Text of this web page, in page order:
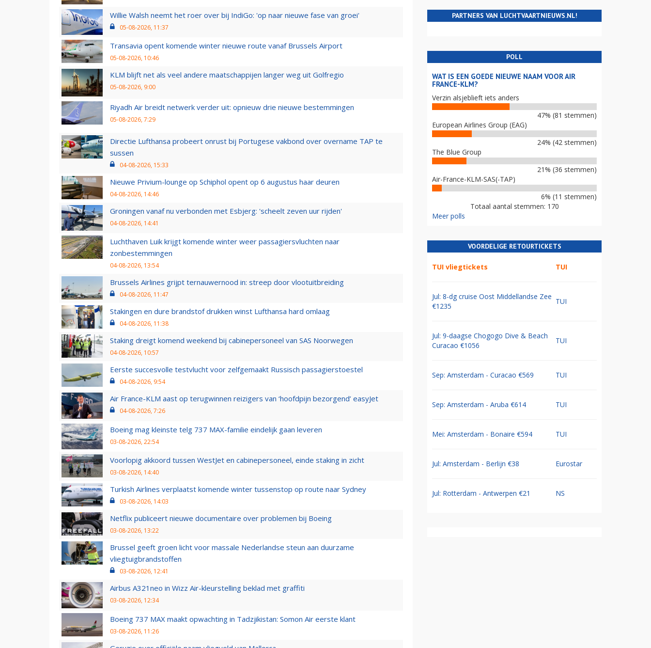
Willie Walsh neemt het roer over bij IndiGo: 'op naar nieuwe fase van groei'
05-08-2026, 11:37
Transavia opent komende winter nieuwe route vanaf Brussels Airport
05-08-2026, 10:46
KLM blijft net als veel andere maatschappijen langer weg uit Golfregio
05-08-2026, 9:00
Riyadh Air breidt netwerk verder uit: opnieuw drie nieuwe bestemmingen
05-08-2026, 7:29
Directie Lufthansa probeert onrust bij Portugese vakbond over overname TAP te
sussen
04-08-2026, 15:33
Nieuwe Privium-lounge op Schiphol opent op 6 augustus haar deuren
04-08-2026, 14:46
Groningen vanaf nu verbonden met Esbjerg: 'scheelt zeven uur rijden'
04-08-2026, 14:41
Luchthaven Luik krijgt komende winter weer passagiersvluchten naar
zonbestemmingen
04-08-2026, 13:54
Brussels Airlines grijpt ternauwernood in: streep door vlootuitbreiding
04-08-2026, 11:47
Stakingen en dure brandstof drukken winst Lufthansa hard omlaag
04-08-2026, 11:38
Staking dreigt komend weekend bij cabinepersoneel van SAS Noorwegen
04-08-2026, 10:57
Eerste succesvolle testvlucht voor zelfgemaakt Russisch passagierstoestel
04-08-2026, 9:54
Air France-KLM aast op terugwinnen reizigers van ‘hoofdpijn bezorgend’ easyJet
04-08-2026, 7:26
Boeing mag kleinste telg 737 MAX-familie eindelijk gaan leveren
03-08-2026, 22:54
Voorlopig akkoord tussen WestJet en cabinepersoneel, einde staking in zicht
03-08-2026, 14:40
Turkish Airlines verplaatst komende winter tussenstop op route naar Sydney
03-08-2026, 14:03
Netflix publiceert nieuwe documentaire over problemen bij Boeing
03-08-2026, 13:22
Brussel geeft groen licht voor massale Nederlandse steun aan duurzame
vliegtuigbrandstoffen
03-08-2026, 12:41
Airbus A321neo in Wizz Air-kleurstelling beklad met graffiti
03-08-2026, 12:34
Boeing 737 MAX maakt opwachting in Tadzjikistan: Somon Air eerste klant
03-08-2026, 11:26
PARTNERS VAN LUCHTVAARTNIEUWS.NL!
POLL
WAT IS EEN GOEDE NIEUWE NAAM VOOR AIR
FRANCE-KLM?
Verzin alsjeblieft iets anders
47% (81 stemmen)
European Airlines Group (EAG)
24% (42 stemmen)
The Blue Group
21% (36 stemmen)
Air-France-KLM-SAS(-TAP)
6% (11 stemmen)
Totaal aantal stemmen: 170
Meer polls
VOORDELIGE RETOURTICKETS
TUI vliegtickets TUI
Jul: 8-dg cruise Oost Middellandse Zee
€1235
TUI
Jul: 9-daagse Chogogo Dive & Beach
Curacao €1056
TUI
Sep: Amsterdam - Curacao €569 TUI
Sep: Amsterdam - Aruba €614 TUI
Mei: Amsterdam - Bonaire €594 TUI
Jul: Amsterdam - Berlijn €38 Eurostar
Jul: Rotterdam - Antwerpen €21 NS